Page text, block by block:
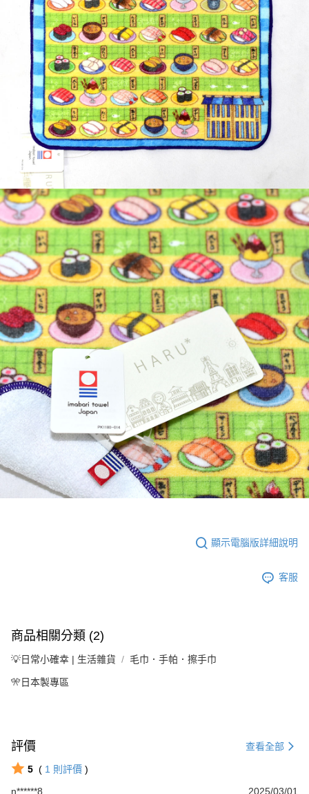
顯示電腦版詳細說明
客服
商品相關分類 (2)
💡日常小確幸 | 生活雜貨 毛巾．手帕．擦手巾
🎌日本製專區
評價 查看全部
5 ( 1 則評價 )
n******8
2025/03/01